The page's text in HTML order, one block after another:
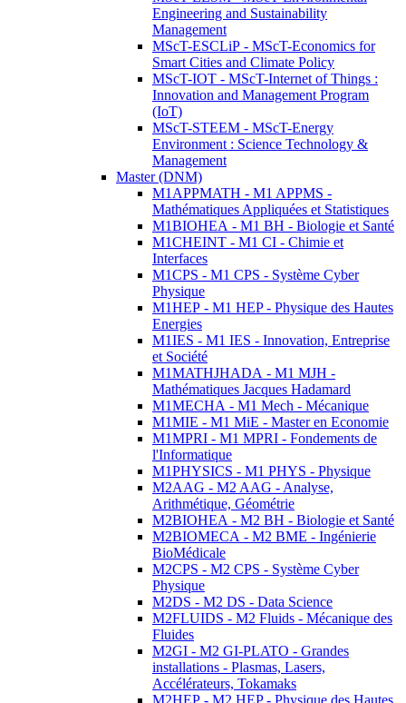
Engineering and Sustainability
Management
MScT-ESCLiP - MScT-Economics for
Smart Cities and Climate Policy
MScT-IOT - MScT-Internet of Things :
Innovation and Management Program
(IoT)
MScT-STEEM - MScT-Energy
Environment : Science Technology &
Management
Master (DNM)
M1APPMATH - M1 APPMS -
Mathématiques Appliquées et Statistiques
M1BIOHEA - M1 BH - Biologie et Santé
M1CHEINT - M1 CI - Chimie et
Interfaces
M1CPS - M1 CPS - Système Cyber
Physique
M1HEP - M1 HEP - Physique des Hautes
Energies
M1IES - M1 IES - Innovation, Entreprise
et Société
M1MATHJHADA - M1 MJH -
Mathématiques Jacques Hadamard
M1MECHA - M1 Mech - Mécanique
M1MIE - M1 MiE - Master en Economie
M1MPRI - M1 MPRI - Fondements de
l'Informatique
M1PHYSICS - M1 PHYS - Physique
M2AAG - M2 AAG - Analyse,
Arithmétique, Géométrie
M2BIOHEA - M2 BH - Biologie et Santé
M2BIOMECA - M2 BME - Ingénierie
BioMédicale
M2CPS - M2 CPS - Système Cyber
Physique
M2DS - M2 DS - Data Science
M2FLUIDS - M2 Fluids - Mécanique des
Fluides
M2GI - M2 GI-PLATO - Grandes
installations - Plasmas, Lasers,
Accélérateurs, Tokamaks
M2HEP - M2 HEP - Physique des Hautes